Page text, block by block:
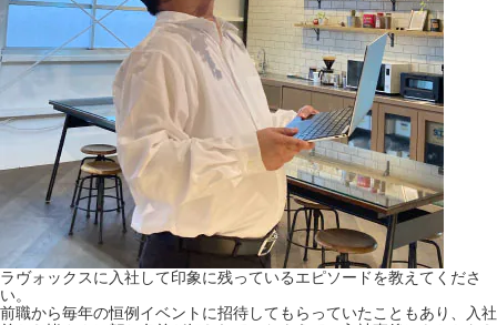
ラヴォックスに入社して印象に残っているエピソードを教えてくださ
い。
前職から毎年の恒例イベントに招待してもらっていたこともあり、入社